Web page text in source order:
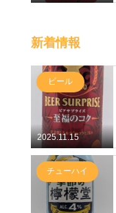
新着情報
2025.11.15
ビール
チューハイ